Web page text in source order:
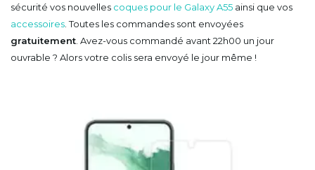
sécurité vos nouvelles coques pour le Galaxy A55 ainsi que vos
accessoires . Toutes les commandes sont envoyées
gratuitement . Avez-vous commandé avant 22h00 un jour
ouvrable ? Alors votre colis sera envoyé le jour même !